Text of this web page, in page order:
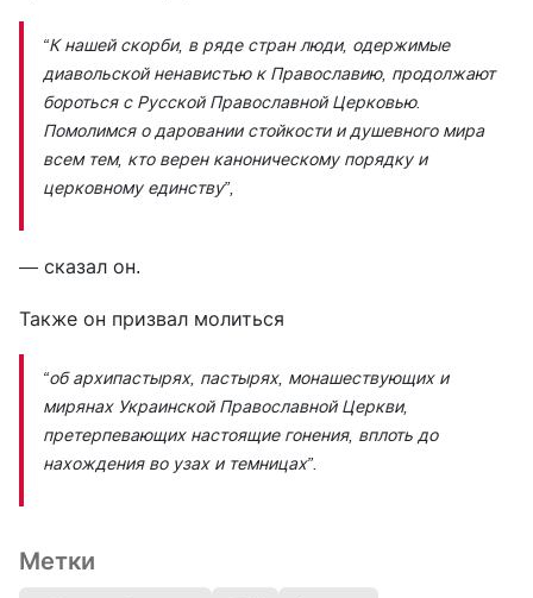
“К нашей скорби, в ряде стран люди, одержимые
диавольской ненавистью к Православию, продолжают
бороться с Русской Православной Церковью.
Помолимся о даровании стойкости и душевного мира
всем тем, кто верен каноническому порядку и
церковному единству”,
— сказал он.
Также он призвал молиться
“об архипастырях, пастырях, монашествующих и
мирянах Украинской Православной Церкви,
претерпевающих настоящие гонения, вплоть до
нахождения во узах и темницах”.
Метки